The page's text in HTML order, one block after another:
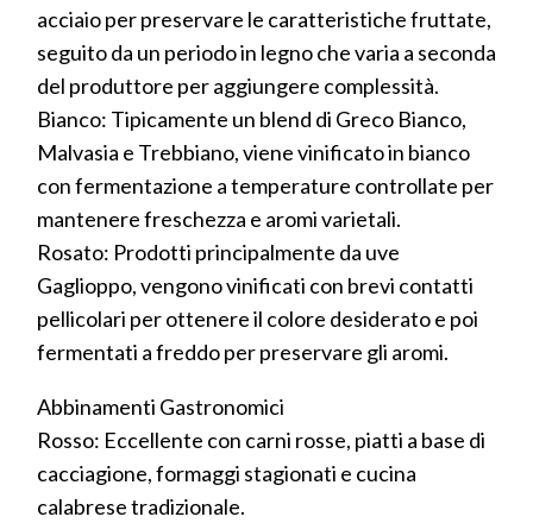
acciaio per preservare le caratteristiche fruttate,
seguito da un periodo in legno che varia a seconda
del produttore per aggiungere complessità.
Bianco: Tipicamente un blend di Greco Bianco,
Malvasia e Trebbiano, viene vinificato in bianco
con fermentazione a temperature controllate per
mantenere freschezza e aromi varietali.
Rosato: Prodotti principalmente da uve
Gaglioppo, vengono vinificati con brevi contatti
pellicolari per ottenere il colore desiderato e poi
fermentati a freddo per preservare gli aromi.
Abbinamenti Gastronomici
Rosso: Eccellente con carni rosse, piatti a base di
cacciagione, formaggi stagionati e cucina
calabrese tradizionale.